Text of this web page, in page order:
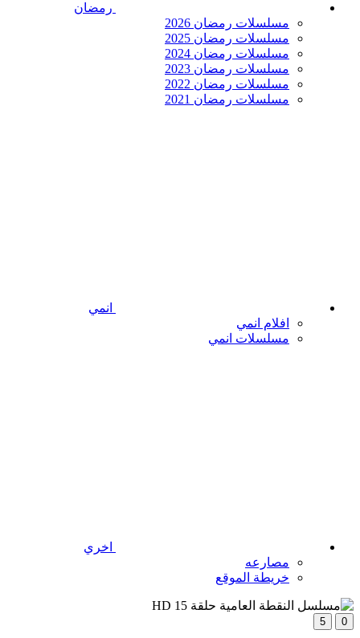
رمضان
مسلسلات رمضان 2026
مسلسلات رمضان 2025
مسلسلات رمضان 2024
مسلسلات رمضان 2023
مسلسلات رمضان 2022
مسلسلات رمضان 2021
انمي
افلام انمي
مسلسلات انمي
اخري
مصارعه
خريطة الموقع
0
5